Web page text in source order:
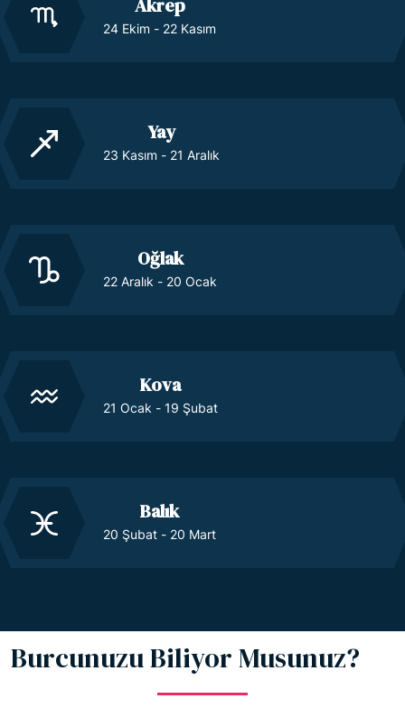
Akrep
24 Ekim - 22 Kasım
Yay
23 Kasım - 21 Aralık
Oğlak
22 Aralık - 20 Ocak
Kova
21 Ocak - 19 Şubat
Balık
20 Şubat - 20 Mart
Burcunuzu Biliyor Musunuz?